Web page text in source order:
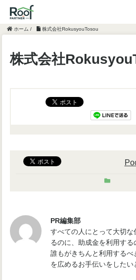
ホーム / 株式会社RokusyouTosou
株式会社
PR編集部
すべての人にとって大切
るのに、助成金を利用する
誰もがきちんと利用する
を広めるお手伝いをしたい